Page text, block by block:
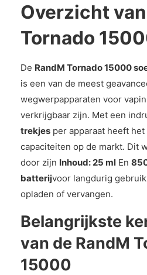
Overzicht
Tornado
De RandM Tornado 15000
is een van de meest
wegwerpapparaten voor
verkrijgbaar zijn. Met een
trekjes per apparaat heeft
capaciteiten op de markt. Dit
door zijn Inhoud: 25 ml En
batterijvoor langdurig
opladen of vervangen.
Belangrijkste
van de RandM
15000